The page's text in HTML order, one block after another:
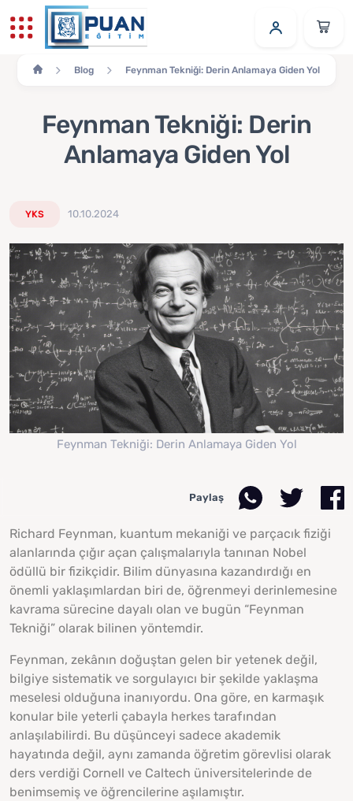
Blog Feynman Tekniği: Derin Anlamaya Giden Yol
Feynman Tekniği: Derin
Anlamaya Giden Yol
YKS 10.10.2024
Feynman Tekniği: Derin Anlamaya Giden Yol
Paylaş
Richard Feynman, kuantum mekaniği ve parçacık fiziği
alanlarında çığır açan çalışmalarıyla tanınan Nobel
ödüllü bir fizikçidir. Bilim dünyasına kazandırdığı en
önemli yaklaşımlardan biri de, öğrenmeyi derinlemesine
kavrama sürecine dayalı olan ve bugün “Feynman
Tekniği” olarak bilinen yöntemdir.
Feynman, zekânın doğuştan gelen bir yetenek değil,
bilgiye sistematik ve sorgulayıcı bir şekilde yaklaşma
meselesi olduğuna inanıyordu. Ona göre, en karmaşık
konular bile yeterli çabayla herkes tarafından
anlaşılabilirdi. Bu düşünceyi sadece akademik
hayatında değil, aynı zamanda öğretim görevlisi olarak
ders verdiği Cornell ve Caltech üniversitelerinde de
benimsemiş ve öğrencilerine aşılamıştır.